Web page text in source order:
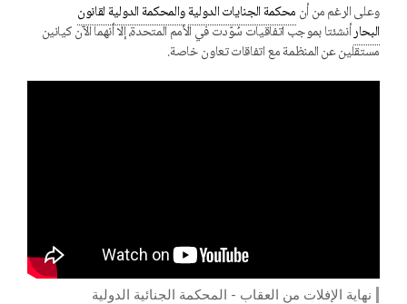
وعلى الرغم من أنمحكمة الجنايات الدوليةوالمحكمة الدولية لقانون
البحارأنشئتا بموجب اتفاقيات سُوّدت في الأمم المتحدة، إلا أنهما الآن كيانين
مستقلين عن المنظمة مع اتفاقات تعاون خاصة.
نهاية الإفلات من العقاب - المحكمة الجنائية الدولية